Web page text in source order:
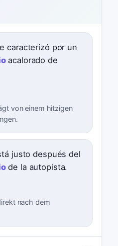
caracterizó por un
acalorado de
von einem hitzigen
justo después del
de la autopista.
nach dem